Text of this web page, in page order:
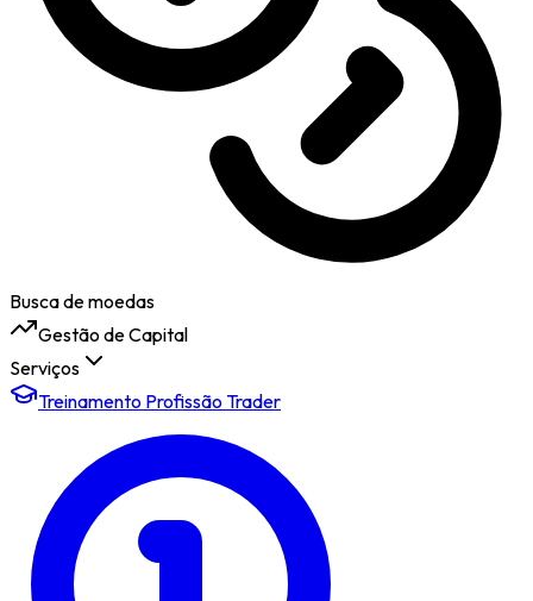
Busca de moedas
Gestão de Capital
Serviços
Treinamento Profissão Trader